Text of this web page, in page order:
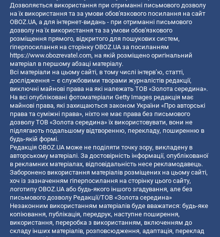
Дозволяється використання при отриманні письмового дозволу
на їх використання та за умови обов'язкового посилання на сайт
OBOZ.UA, а для інтернет-видань - при отриманні письмового
дозволу на їх використання та за умови обов'язкового
розміщення прямого, відкритого для пошукових систем,
гіперпосилання на сторінку OBOZ.UA за посиланням
https://www.obozrevatel.com, на якій розміщено оригінальний
матеріал в першому абзаці матеріалу.
Всі матеріали на цьому сайті, в тому числі інтерв’ю, статті,
дослідження – є службовими творами журналістів редакції,
виключні майнові права на які належать ТОВ «Золота середина».
На всі опубліковані фотоматеріали Getty Images редакція має
майнові права, які захищаються законом України «Про авторські
права та суміжні права», ніхто не має права без письмового
дозволу ТОВ «Золота середина» їх використовувати, вони не
підлягають подальшому відтворенню, перекладу, поширенню в
будь-якій формі.
Редакція OBOZ.UA може не поділяти точку зору, викладену в
авторському матеріалі. За достовірність інформації, опублікованої
в рекламних матеріалах, відповідальність несе рекламодавець.
Заборонено використання матеріалів розміщених на цьому сайті,
хоч із зазначенням гіперпосилання на сторінку цього сайту,
логотипу OBOZ.UA або будь-якого іншого згадування, але без
письмового дозволу Редакції/ТОВ «Золота середина»
Незаконним використанням матеріалів буде вважатися: будь-яке
копiювання, публiкацiя, передрук, наступне поширення,
використання, переробка з використанням, включенням до
складу інших матеріалів, розповсюдження, адаптація, переклад